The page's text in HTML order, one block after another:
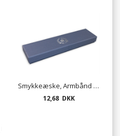
Smykkeæske, Armbånd - mat lavendel
12,68 DKK